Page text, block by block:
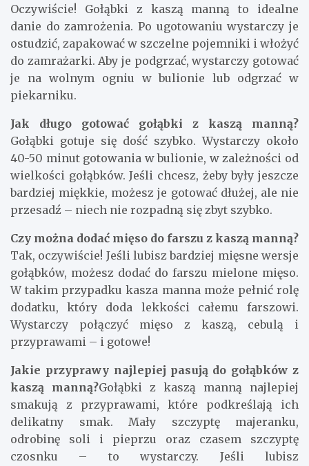
Oczywiście! Gołąbki z kaszą manną to idealne
danie do zamrożenia. Po ugotowaniu wystarczy je
ostudzić, zapakować w szczelne pojemniki i włożyć
do zamrażarki. Aby je podgrzać, wystarczy gotować
je na wolnym ogniu w bulionie lub odgrzać w
piekarniku.
Jak długo gotować gołąbki z kaszą manną?
Gołąbki gotuje się dość szybko. Wystarczy około
40-50 minut gotowania w bulionie, w zależności od
wielkości gołąbków. Jeśli chcesz, żeby były jeszcze
bardziej miękkie, możesz je gotować dłużej, ale nie
przesadź – niech nie rozpadną się zbyt szybko.
Czy można dodać mięso do farszu z kaszą manną?
Tak, oczywiście! Jeśli lubisz bardziej mięsne wersje
gołąbków, możesz dodać do farszu mielone mięso.
W takim przypadku kasza manna może pełnić rolę
dodatku, który doda lekkości całemu farszowi.
Wystarczy połączyć mięso z kaszą, cebulą i
przyprawami – i gotowe!
Jakie przyprawy najlepiej pasują do gołąbków z
kaszą manną?Gołąbki z kaszą manną najlepiej
smakują z przyprawami, które podkreślają ich
delikatny smak. Mały szczyptę majeranku,
odrobinę soli i pieprzu oraz czasem szczyptę
czosnku – to wystarczy. Jeśli lubisz